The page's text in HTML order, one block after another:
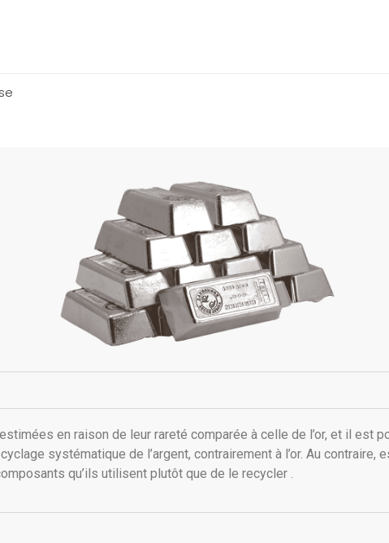
en raison de leur rareté comparée à celle de l’or, et il
systématique de l’argent, contrairement à l’or. Au contraire,
qu’ils utilisent plutôt que de le recycler .